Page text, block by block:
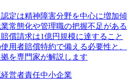
定は精神障害分野を中心に増加傾
常態化や管理職の把握不足がある
償請求は1億円規模に達すること
用者賠償特約で備える必要性と、
を専門家が解説します
経営者責任中小企業